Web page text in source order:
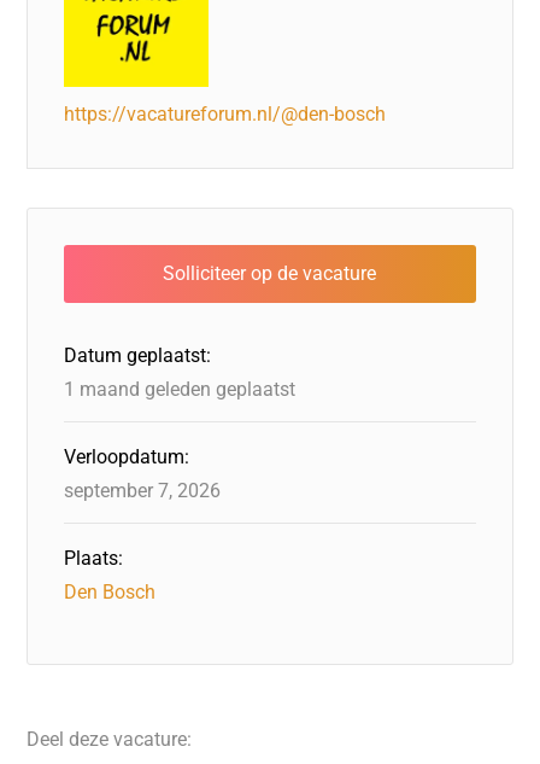
https://vacatureforum.nl/@den-bosch
Datum geplaatst:
1 maand geleden geplaatst
Verloopdatum:
september 7, 2026
Plaats:
Den Bosch
Deel deze vacature: